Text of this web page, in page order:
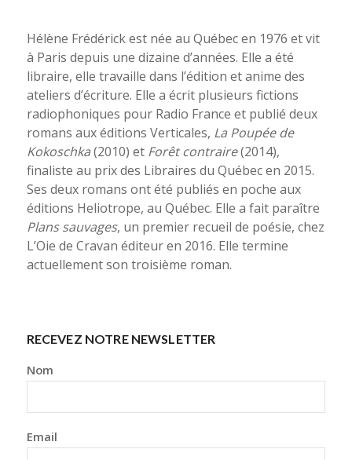
Hélène Frédérick est née au Québec en 1976 et vit
à Paris depuis une dizaine d’années. Elle a été
libraire, elle travaille dans l’édition et anime des
ateliers d’écriture. Elle a écrit plusieurs fictions
radiophoniques pour Radio France et publié deux
romans aux éditions Verticales, La Poupée de
Kokoschka(2010) et Forêt contraire(2014),
finaliste au prix des Libraires du Québec en 2015.
Ses deux romans ont été publiés en poche aux
éditions Heliotrope, au Québec. Elle a fait paraître
Plans sauvages, un premier recueil de poésie, chez
L’Oie de Cravan éditeur en 2016. Elle termine
actuellement son troisième roman.
RECEVEZ NOTRE NEWSLETTER
Nom
Email